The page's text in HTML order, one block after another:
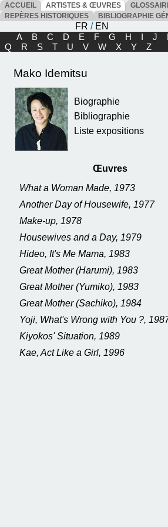
ACCUEIL ARTISTES & ŒUVRES
REPÈRES HISTORIQUES
BIBLIOGRAPHIE
FR / EN
A
B C D E F G H I J
Q
R S T U V W X Y Z